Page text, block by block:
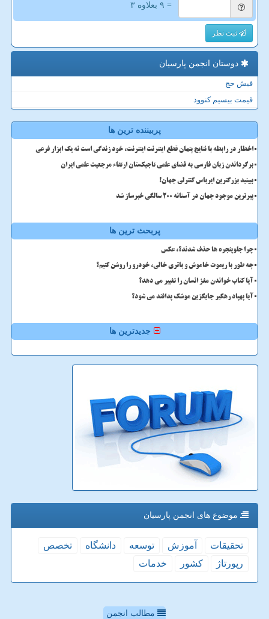
= ۹ بعلاوه ۳
ثبت نظر
دوستان انجمن پارسیان
فیش حج
قیمت بیسیم کنوود
پربیننده ترین ها
اخطار در رابطه با نتایج پنهان قطع اینترنت اینترنت، خود زندگی است نه یک ابزار فرعی
برگرداندن زبان فارسی به فضای علمی تاجیکستان ارتقاء مرجعیت علمی ایران
ببینید بزرگترین ایرباس کنترلی جهان!
پیرترین موجود جهان در آستانه ۲۰۰ سالگی خبرساز شد
پربحث ترین ها
چرا جلوپنجره ها حذف شدند؟، عکس
چه طور با ریموت خاموش و باتری خالی، خودرو را روشن کنیم؟
آیا کتاب خواندن مغز انسان را تغییر می دهد؟
آیا پهپاد رهگیر جایگزین موشک پدافند می شود؟
جدیدترین ها
موضوع های انجمن پارسیان
تحقیقات آموزش توسعه دانشگاه
تخصص
رپورتاژ
كشور خدمات
مطالب انجمن